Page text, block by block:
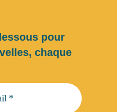
pour
chaque